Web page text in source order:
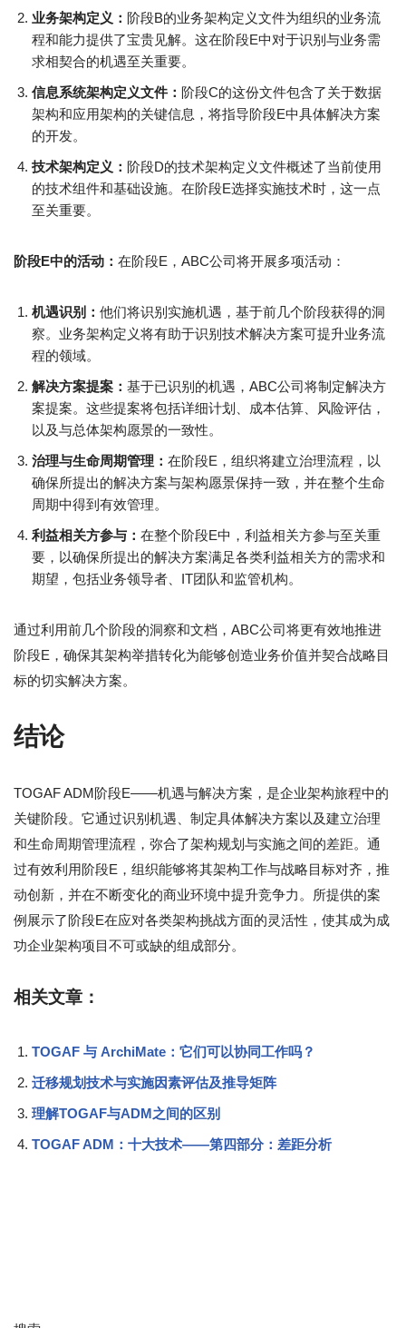
业务架构定义： 阶段B的业务架构定义文件为组织的业务流
程和能力提供了宝贵见解。这在阶段E中对于识别与业务需
求相契合的机遇至关重要。
信息系统架构定义文件： 阶段C的这份文件包含了关于数据
架构和应用架构的关键信息，将指导阶段E中具体解决方案
的开发。
技术架构定义： 阶段D的技术架构定义文件概述了当前使用
的技术组件和基础设施。在阶段E选择实施技术时，这一点
至关重要。
阶段E中的活动： 在阶段E，ABC公司将开展多项活动：
机遇识别： 他们将识别实施机遇，基于前几个阶段获得的洞
察。业务架构定义将有助于识别技术解决方案可提升业务流
程的领域。
解决方案提案： 基于已识别的机遇，ABC公司将制定解决方
案提案。这些提案将包括详细计划、成本估算、风险评估，
以及与总体架构愿景的一致性。
治理与生命周期管理： 在阶段E，组织将建立治理流程，以
确保所提出的解决方案与架构愿景保持一致，并在整个生命
周期中得到有效管理。
利益相关方参与： 在整个阶段E中，利益相关方参与至关重
要，以确保所提出的解决方案满足各类利益相关方的需求和
期望，包括业务领导者、IT团队和监管机构。
通过利用前几个阶段的洞察和文档，ABC公司将更有效地推进
阶段E，确保其架构举措转化为能够创造业务价值并契合战略目
标的切实解决方案。
结论
TOGAF ADM阶段E——机遇与解决方案，是企业架构旅程中的
关键阶段。它通过识别机遇、制定具体解决方案以及建立治理
和生命周期管理流程，弥合了架构规划与实施之间的差距。通
过有效利用阶段E，组织能够将其架构工作与战略目标对齐，推
动创新，并在不断变化的商业环境中提升竞争力。所提供的案
例展示了阶段E在应对各类架构挑战方面的灵活性，使其成为成
功企业架构项目不可或缺的组成部分。
相关文章：
TOGAF 与 ArchiMate：它们可以协同工作吗？
迁移规划技术与实施因素评估及推导矩阵
理解TOGAF与ADM之间的区别
TOGAF ADM：十大技术——第四部分：差距分析